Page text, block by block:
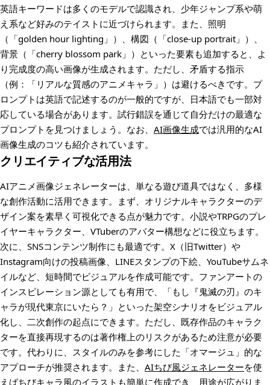
英語キーワードは多くのモデルで認識され、少年ジャンプ系や萌
え系など好みのテイストに近づけられます。また、照明
（「golden hour lighting」）、構図（「close-up portrait」）、
背景（「cherry blossom park」）といった要素も追加すると、よ
り完成度の高い画像が生成されます。ただし、矛盾する指示
（例：「リアルな質感のアニメキャラ」）は避けるべきです。プ
ロンプトは英語で記述するのが一般的ですが、日本語でも一部対
応している場合があります。試行錯誤を通じて自分だけの最適な
プロンプトを見つけましょう。なお、 AI画像生成では汎用的なAI
画像生成のコツも紹介されています。
クリエイティブな活用法
AIアニメ画像ジェネレーターは、単なる遊び道具ではなく、多様
な創作活動に活用できます。まず、オリジナルキャラクターのデ
ザイン案を素早く可視化できる点が魅力です。小説やTRPGのプレ
イヤーキャラクター、VTuberのアバター構想などに役立ちます。
次に、SNSコンテンツ制作にも最適です。X（旧Twitter）や
Instagram向けの投稿画像、LINEスタンプの下絵、YouTubeサムネ
イルなど、短時間でビジュアルを作成可能です。ファンアートの
インスピレーション源としても有用で、「もし『鬼滅の刃』のキ
ャラが現代東京にいたら？」といった架空シナリオをビジュアル
化し、二次創作の起点にできます。ただし、既存作品のキャラク
ターを直接再現するのは著作権上のリスクがあるため注意が必要
です。代わりに、スタイルのみを参考にした「オマージュ」的な
アプローチが推奨されます。また、 AIちび風ジェネレーターを使
えばちびキャラ風のイラストも簡単に作成でき、用途が広がりま